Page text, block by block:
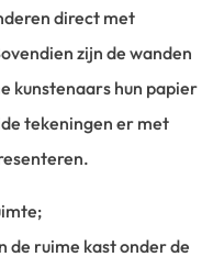
direct met
zijn de wanden
kunstenaars hun papier
tekeningen er met
de ruime kast onder de